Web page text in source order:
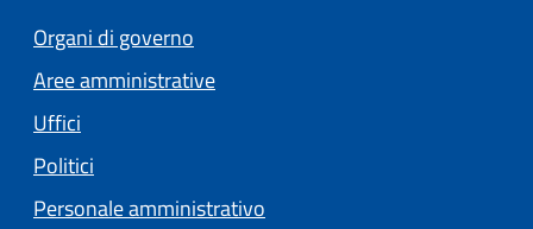
Organi di governo
Aree amministrative
Uffici
Politici
Personale amministrativo